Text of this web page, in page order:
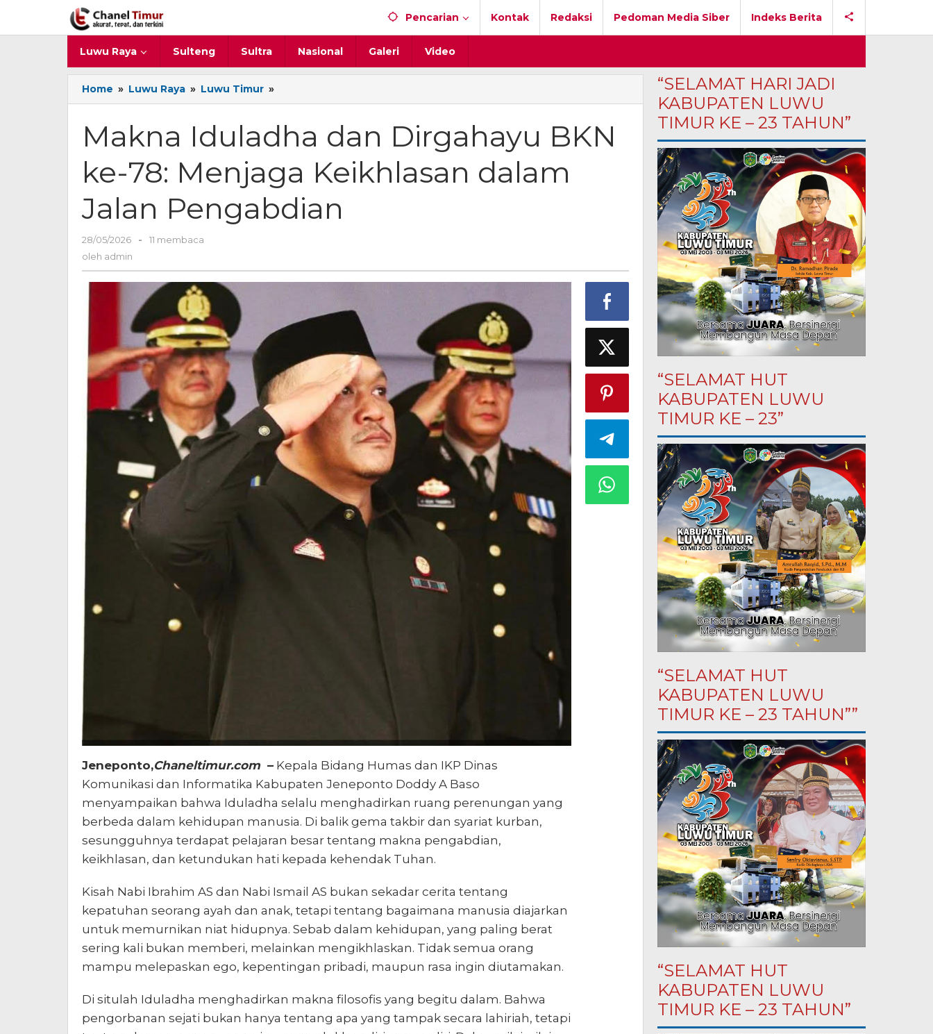
konten
Pencarian Kontak Redaksi Pedoman Media Siber Indeks Berita
Luwu Raya Sulteng Sultra Nasional Galeri Video
Home » Luwu Raya » Luwu Timur »
Iduladha
Dirgahayu
BKN
78:
Menjaga
Keikhlasan
dalam
Makna Iduladha dan Dirgahayu BKN
ke-78: Menjaga Keikhlasan dalam
Jalan Pengabdian
28/05/2026
oleh
-
11 membaca
oleh admin
Jeneponto,Chaneltimur.com– Kepala Bidang Humas dan IKP Dinas
Komunikasi dan Informatika Kabupaten Jeneponto Doddy A Baso
menyampaikan bahwa Iduladha selalu menghadirkan ruang perenungan yang
berbeda dalam kehidupan manusia. Di balik gema takbir dan syariat kurban,
sesungguhnya terdapat pelajaran besar tentang makna pengabdian,
keikhlasan, dan ketundukan hati kepada kehendak Tuhan.
Kisah Nabi Ibrahim AS dan Nabi Ismail AS bukan sekadar cerita tentang
kepatuhan seorang ayah dan anak, tetapi tentang bagaimana manusia diajarkan
untuk memurnikan niat hidupnya. Sebab dalam kehidupan, yang paling berat
sering kali bukan memberi, melainkan mengikhlaskan. Tidak semua orang
mampu melepaskan ego, kepentingan pribadi, maupun rasa ingin diutamakan.
Di situlah Iduladha menghadirkan makna filosofis yang begitu dalam. Bahwa
pengorbanan sejati bukan hanya tentang apa yang tampak secara lahiriah, tetapi
“SELAMAT HARI JADI
KABUPATEN LUWU
TIMUR KE – 23 TAHUN”
“SELAMAT HUT
KABUPATEN LUWU
TIMUR KE – 23”
“SELAMAT HUT
KABUPATEN LUWU
TIMUR KE – 23 TAHUN””
“SELAMAT HUT
KABUPATEN LUWU
TIMUR KE – 23 TAHUN”